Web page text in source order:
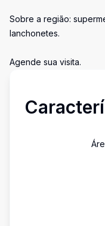
Sobre a região:
lanchonetes.
Agende sua visita.